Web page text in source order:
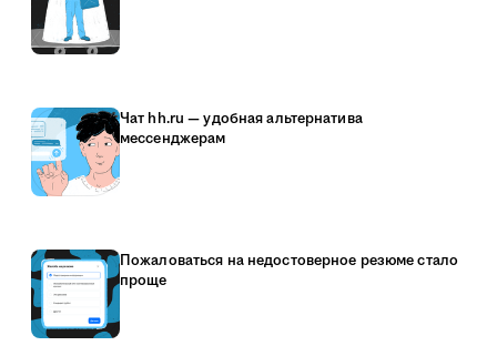
Чат hh.ru — удобная альтернатива
мессенджерам
Пожаловаться на недостоверное резюме стало
проще